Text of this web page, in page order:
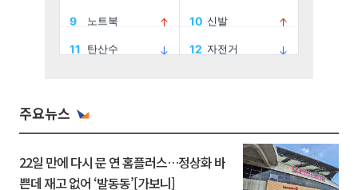
주요뉴스
22일 만에 다시 문 연 홈플러스…정상화 바
쁜데 재고 없어 ‘발동동’[가보니]